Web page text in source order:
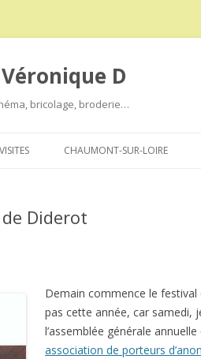
D
bricolage, broderie…
CHAUMONT-SUR-LOIRE
Diderot
Demain commence le festival
pas cette année, car samedi,
l’assemblée générale annuelle
association de porteurs